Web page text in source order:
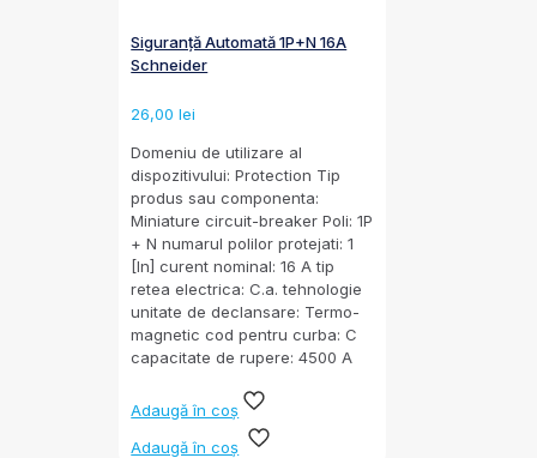
Siguranță Automată 1P+N 16A
Schneider
26,00lei
Domeniu de utilizare al
dispozitivului: Protection Tip
produs sau componenta:
Miniature circuit-breaker Poli: 1P
+ N numarul polilor protejati: 1
[In] curent nominal: 16 A tip
retea electrica: C.a. tehnologie
unitate de declansare: Termo-
magnetic cod pentru curba: C
capacitate de rupere: 4500 A
Adaugă în coș
Adaugă în coș